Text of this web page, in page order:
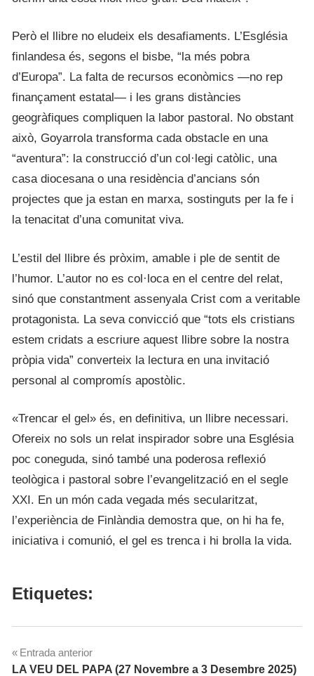
Però el llibre no eludeix els desafiaments. L’Església
finlandesa és, segons el bisbe, “la més pobra
d’Europa”. La falta de recursos econòmics —no rep
finançament estatal— i les grans distàncies
geogràfiques compliquen la labor pastoral. No obstant
això, Goyarrola transforma cada obstacle en una
“aventura”: la construcció d’un col·legi catòlic, una
casa diocesana o una residència d’ancians són
projectes que ja estan en marxa, sostinguts per la fe i
la tenacitat d’una comunitat viva.
L’estil del llibre és pròxim, amable i ple de sentit de
l’humor. L’autor no es col·loca en el centre del relat,
sinó que constantment assenyala Crist com a veritable
protagonista. La seva convicció que “tots els cristians
estem cridats a escriure aquest llibre sobre la nostra
pròpia vida” converteix la lectura en una invitació
personal al compromís apostòlic.
«Trencar el gel» és, en definitiva, un llibre necessari.
Ofereix no sols un relat inspirador sobre una Església
poc coneguda, sinó també una poderosa reflexió
teològica i pastoral sobre l’evangelització en el segle
XXI. En un món cada vegada més secularitzat,
l’experiència de Finlàndia demostra que, on hi ha fe,
iniciativa i comunió, el gel es trenca i hi brolla la vida.
Etiquetes:
Navegació
Entrada anterior
LA VEU DEL PAPA (27 Novembre a 3 Desembre 2025)